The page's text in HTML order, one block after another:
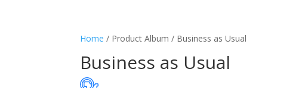
Home / Product Album / Business as Usual
Business as Usual